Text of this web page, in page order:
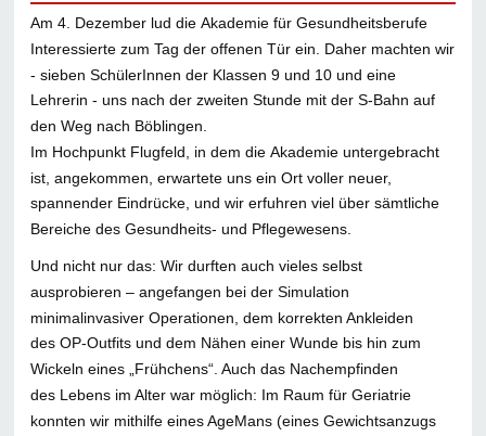
Am 4. Dezember lud die Akademie für Gesundheitsberufe
Interessierte zum Tag der offenen Tür ein. Daher machten wir
- sieben SchülerInnen der Klassen 9 und 10 und eine
Lehrerin - uns nach der zweiten Stunde mit der S-Bahn auf
den Weg nach Böblingen.
Im Hochpunkt Flugfeld, in dem die Akademie untergebracht
ist, angekommen, erwartete uns ein Ort voller neuer,
spannender Eindrücke, und wir erfuhren viel über sämtliche
Bereiche des Gesundheits- und Pflegewesens.
Und nicht nur das: Wir durften auch vieles selbst
ausprobieren – angefangen bei der Simulation
minimalinvasiver Operationen, dem korrekten Ankleiden
des OP-Outfits und dem Nähen einer Wunde bis hin zum
Wickeln eines „Frühchens“. Auch das Nachempfinden
des Lebens im Alter war möglich: Im Raum für Geriatrie
konnten wir mithilfe eines AgeMans (eines Gewichtsanzugs